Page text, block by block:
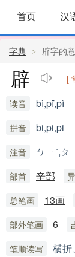
首页 汉
字典 辟字的
辟 [
读音 bì,pī,pì
拼音 bi,pi,pi
注音 ㄅㄧˋ,ㄆ
部首 辛部
总笔画 13画
部外笔画 6
笔顺读写 横折